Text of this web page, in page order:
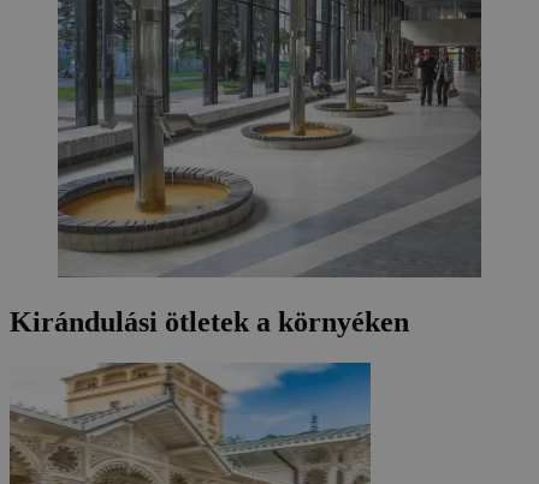
Kirándulási ötletek a környéken